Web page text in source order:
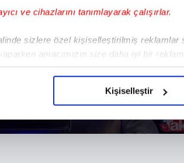
ve cihazlarını tanımlayarak çalışırlar.
sizlere özel kişiselleştirilmiş reklamlar
amacımızın size daha iyi bir
gelen çabayı gösterdiğimizi ve bu
Kişiselleştir